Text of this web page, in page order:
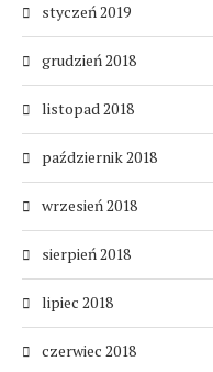
styczeń 2019
grudzień 2018
listopad 2018
październik 2018
wrzesień 2018
sierpień 2018
lipiec 2018
czerwiec 2018